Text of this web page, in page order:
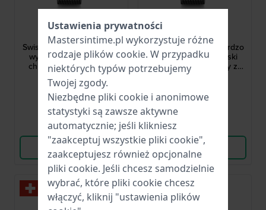
Victorinox
242049
Swiss Army 42 mm Bardzo
wytrzymały szwajcarski
chronograf kwarcowy z
datownikiem
3 189,00 zł
● Dostępny
Porównaj
Wyświetl produkt
242048
Swiss Army 42 mm Bardzo
wytrzymały szwajcarski
chronograf kwarcowy z
datownikiem
● Dostępny
Wyświetl produkt
Ustawienia prywatności
Mastersintime.pl wykorzystuje różne
rodzaje plików cookie. W przypadku
niektórych typów potrzebujemy
Twojej zgody.
Niezbędne pliki cookie i anonimowe
statystyki są zawsze aktywne
automatycznie; jeśli klikniesz
"zaakceptuj wszystkie pliki cookie",
zaakceptujesz również opcjonalne
pliki cookie. Jeśli chcesz samodzielnie
wybrać, które pliki cookie chcesz
włączyć, kliknij "ustawienia plików